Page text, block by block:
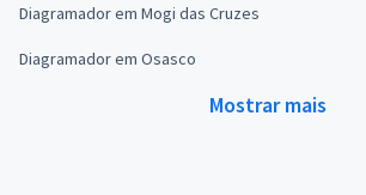
Diagramador em Mogi das Cruzes
Diagramador em Osasco
Mostrar mais